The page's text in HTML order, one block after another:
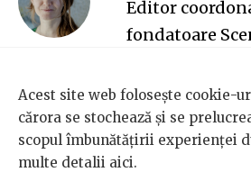
Editor
fondatoare
navetistă. Mai
Andra, aici. O
Acest site web folosește cookie-
cărora se stochează și se
scopul îmbunătățirii experienței
multe detalii aici.